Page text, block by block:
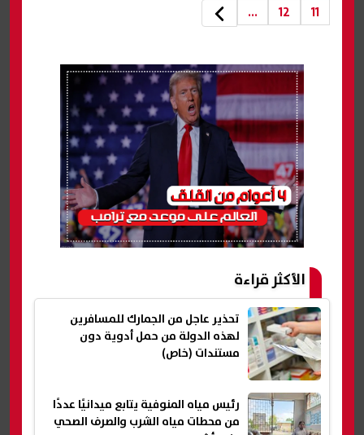
11
12
...
الأكثر قراءة
تحذير عاجل من الجمارك للمسافرين
لهذه الدولة من حمل أدوية دون
مستندات (خاص)
رئيس مياه المنوفية يتابع ميدانيًا عددًا
من محطات مياه الشرب والصرف الصحي